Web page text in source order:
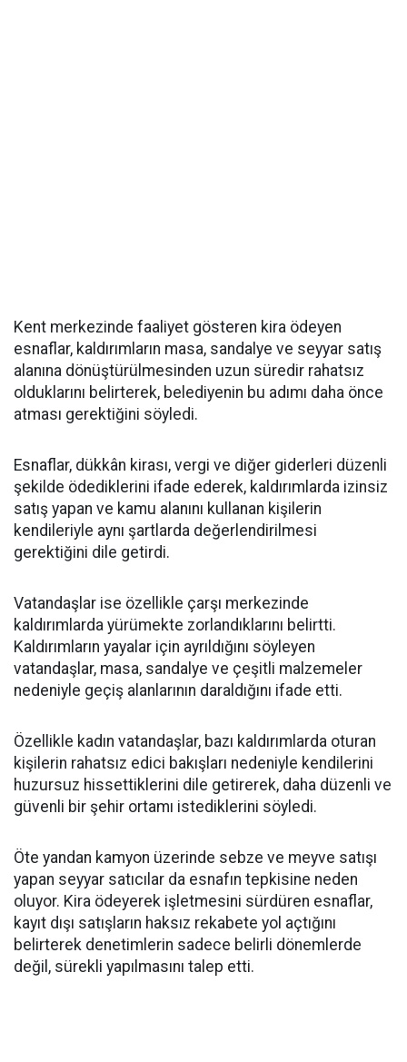
Kent merkezinde faaliyet gösteren kira ödeyen
esnaflar, kaldırımların masa, sandalye ve seyyar satış
alanına dönüştürülmesinden uzun süredir rahatsız
olduklarını belirterek, belediyenin bu adımı daha önce
atması gerektiğini söyledi.
Esnaflar, dükkân kirası, vergi ve diğer giderleri düzenli
şekilde ödediklerini ifade ederek, kaldırımlarda izinsiz
satış yapan ve kamu alanını kullanan kişilerin
kendileriyle aynı şartlarda değerlendirilmesi
gerektiğini dile getirdi.
Vatandaşlar ise özellikle çarşı merkezinde
kaldırımlarda yürümekte zorlandıklarını belirtti.
Kaldırımların yayalar için ayrıldığını söyleyen
vatandaşlar, masa, sandalye ve çeşitli malzemeler
nedeniyle geçiş alanlarının daraldığını ifade etti.
Özellikle kadın vatandaşlar, bazı kaldırımlarda oturan
kişilerin rahatsız edici bakışları nedeniyle kendilerini
huzursuz hissettiklerini dile getirerek, daha düzenli ve
güvenli bir şehir ortamı istediklerini söyledi.
Öte yandan kamyon üzerinde sebze ve meyve satışı
yapan seyyar satıcılar da esnafın tepkisine neden
oluyor. Kira ödeyerek işletmesini sürdüren esnaflar,
kayıt dışı satışların haksız rekabete yol açtığını
belirterek denetimlerin sadece belirli dönemlerde
değil, sürekli yapılmasını talep etti.